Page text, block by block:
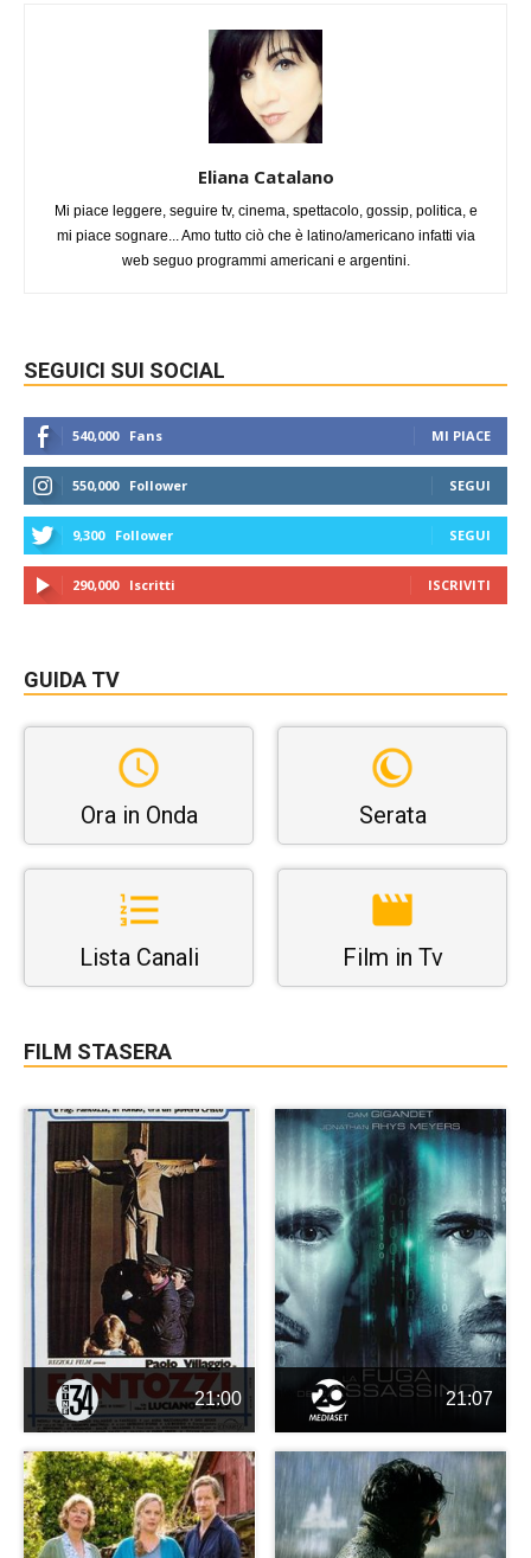
Eliana Catalano
Mi piace leggere, seguire tv, cinema, spettacolo, gossip, politica, e
mi piace sognare... Amo tutto ciò che è latino/americano infatti via
web seguo programmi americani e argentini.
SEGUICI SUI SOCIAL
540,000 Fans MI PIACE
550,000 Follower SEGUI
9,300 Follower SEGUI
290,000 Iscritti ISCRIVITI
GUIDA TV
Ora in Onda Serata
Lista Canali Film in Tv
FILM STASERA
21:00 21:07